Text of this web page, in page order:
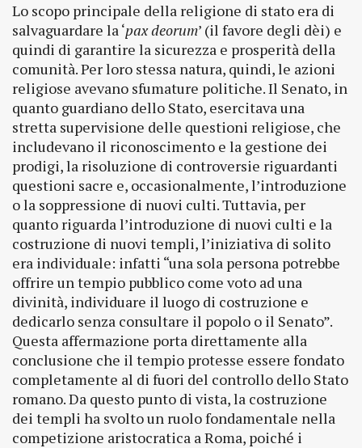
Lo scopo principale della religione di stato era di
salvaguardare la ‘pax deorum’ (il favore degli dèi) e
quindi di garantire la sicurezza e prosperità della
comunità. Per loro stessa natura, quindi, le azioni
religiose avevano sfumature politiche. Il Senato, in
quanto guardiano dello Stato, esercitava una
stretta supervisione delle questioni religiose, che
includevano il riconoscimento e la gestione dei
prodigi, la risoluzione di controversie riguardanti
questioni sacre e, occasionalmente, l’introduzione
o la soppressione di nuovi culti. Tuttavia, per
quanto riguarda l’introduzione di nuovi culti e la
costruzione di nuovi templi, l’iniziativa di solito
era individuale: infatti “una sola persona potrebbe
offrire un tempio pubblico come voto ad una
divinità, individuare il luogo di costruzione e
dedicarlo senza consultare il popolo o il Senato”.
Questa affermazione porta direttamente alla
conclusione che il tempio protesse essere fondato
completamente al di fuori del controllo dello Stato
romano. Da questo punto di vista, la costruzione
dei templi ha svolto un ruolo fondamentale nella
competizione aristocratica a Roma, poiché i